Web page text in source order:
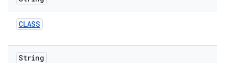
CLASS
String